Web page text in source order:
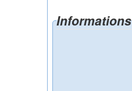
Informations